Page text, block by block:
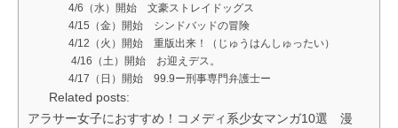
4/6（水）開始 文豪ストレイドッグス
4/15（金）開始 シンドバッドの冒険
4/12（火）開始 重版出来！（じゅうはんしゅったい）
4/16（土）開始 お迎えデス。
4/17（日）開始 99.9ー刑事専門弁護士ー
Related posts:
アラサー女子におすすめ！コメディ系少女マンガ10選 漫